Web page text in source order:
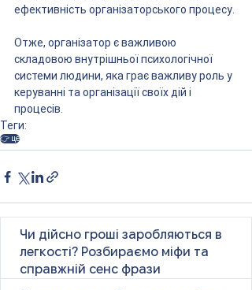
ефективність організаторського процесу.
Отже, організатор є важливою
складовою внутрішньої психологічної
системи людини, яка грає важливу роль у
керуванні та організації своїх дій і
процесів.
Теги:
👉 це
Чи дійсно гроші заробляються в
легкості? Розбираємо міфи та
справжній сенс фрази